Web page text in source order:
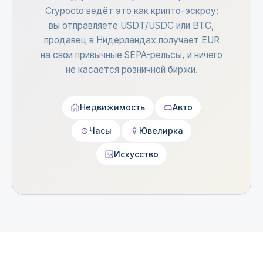
Crypocto ведёт это как крипто-эскроу:
вы отправляете USDT/USDC или BTC,
продавец в Нидерландах получает EUR
на свои привычные SEPA-рельсы, и ничего
не касается розничной биржи.
Недвижимость Авто
Часы Ювелирка
Искусство